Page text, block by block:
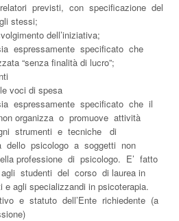
previsti, con specificazione del
stessi;
dell’iniziativa;
espressamente specificato che
“senza finalità di lucro”;
voci di spesa
espressamente specificato che il
organizza o promuove attività
strumenti e tecniche di
dello psicologo a soggetti non
professione di psicologo. E’ fatto
studenti del corso di laurea in
e agli specializzandi in psicoterapia.
e statuto dell’Ente richiedente (a